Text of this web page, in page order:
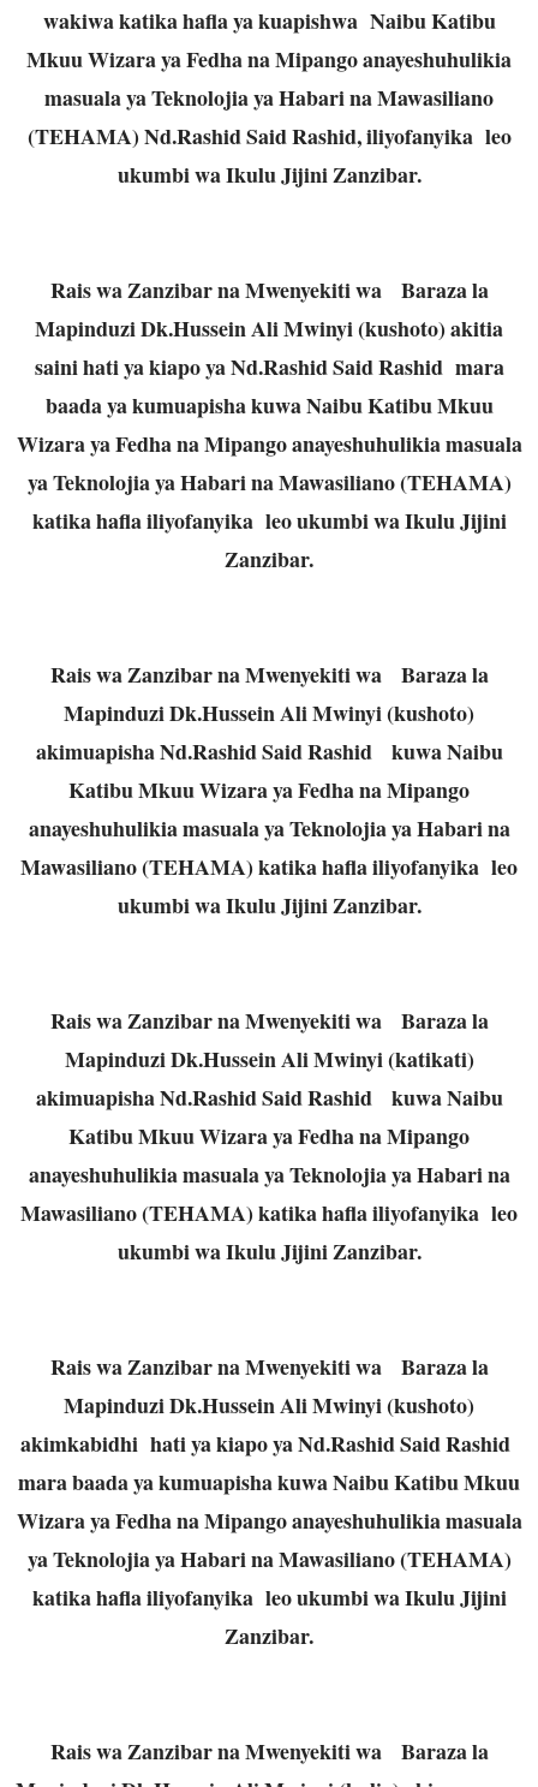
wakiwa katika hafla ya kuapishwa Naibu Katibu
Mkuu Wizara ya Fedha na Mipango anayeshuhulikia
masuala ya Teknolojia ya Habari na Mawasiliano
(TEHAMA) Nd.Rashid Said Rashid, iliyofanyika leo
ukumbi wa Ikulu Jijini Zanzibar.
Rais wa Zanzibar na Mwenyekiti wa Baraza la
Mapinduzi Dk.Hussein Ali Mwinyi (kushoto) akitia
saini hati ya kiapo ya Nd.Rashid Said Rashid mara
baada ya kumuapisha kuwa Naibu Katibu Mkuu
Wizara ya Fedha na Mipango anayeshuhulikia masuala
ya Teknolojia ya Habari na Mawasiliano (TEHAMA)
katika hafla iliyofanyika leo ukumbi wa Ikulu Jijini
Zanzibar.
Rais wa Zanzibar na Mwenyekiti wa Baraza la
Mapinduzi Dk.Hussein Ali Mwinyi (kushoto)
akimuapisha Nd.Rashid Said Rashid kuwa Naibu
Katibu Mkuu Wizara ya Fedha na Mipango
anayeshuhulikia masuala ya Teknolojia ya Habari na
Mawasiliano (TEHAMA) katika hafla iliyofanyika leo
ukumbi wa Ikulu Jijini Zanzibar.
Rais wa Zanzibar na Mwenyekiti wa Baraza la
Mapinduzi Dk.Hussein Ali Mwinyi (katikati)
akimuapisha Nd.Rashid Said Rashid kuwa Naibu
Katibu Mkuu Wizara ya Fedha na Mipango
anayeshuhulikia masuala ya Teknolojia ya Habari na
Mawasiliano (TEHAMA) katika hafla iliyofanyika leo
ukumbi wa Ikulu Jijini Zanzibar.
Rais wa Zanzibar na Mwenyekiti wa Baraza la
Mapinduzi Dk.Hussein Ali Mwinyi (kushoto)
akimkabidhi hati ya kiapo ya Nd.Rashid Said Rashid
mara baada ya kumuapisha kuwa Naibu Katibu Mkuu
Wizara ya Fedha na Mipango anayeshuhulikia masuala
ya Teknolojia ya Habari na Mawasiliano (TEHAMA)
katika hafla iliyofanyika leo ukumbi wa Ikulu Jijini
Zanzibar.
Rais wa Zanzibar na Mwenyekiti wa Baraza la